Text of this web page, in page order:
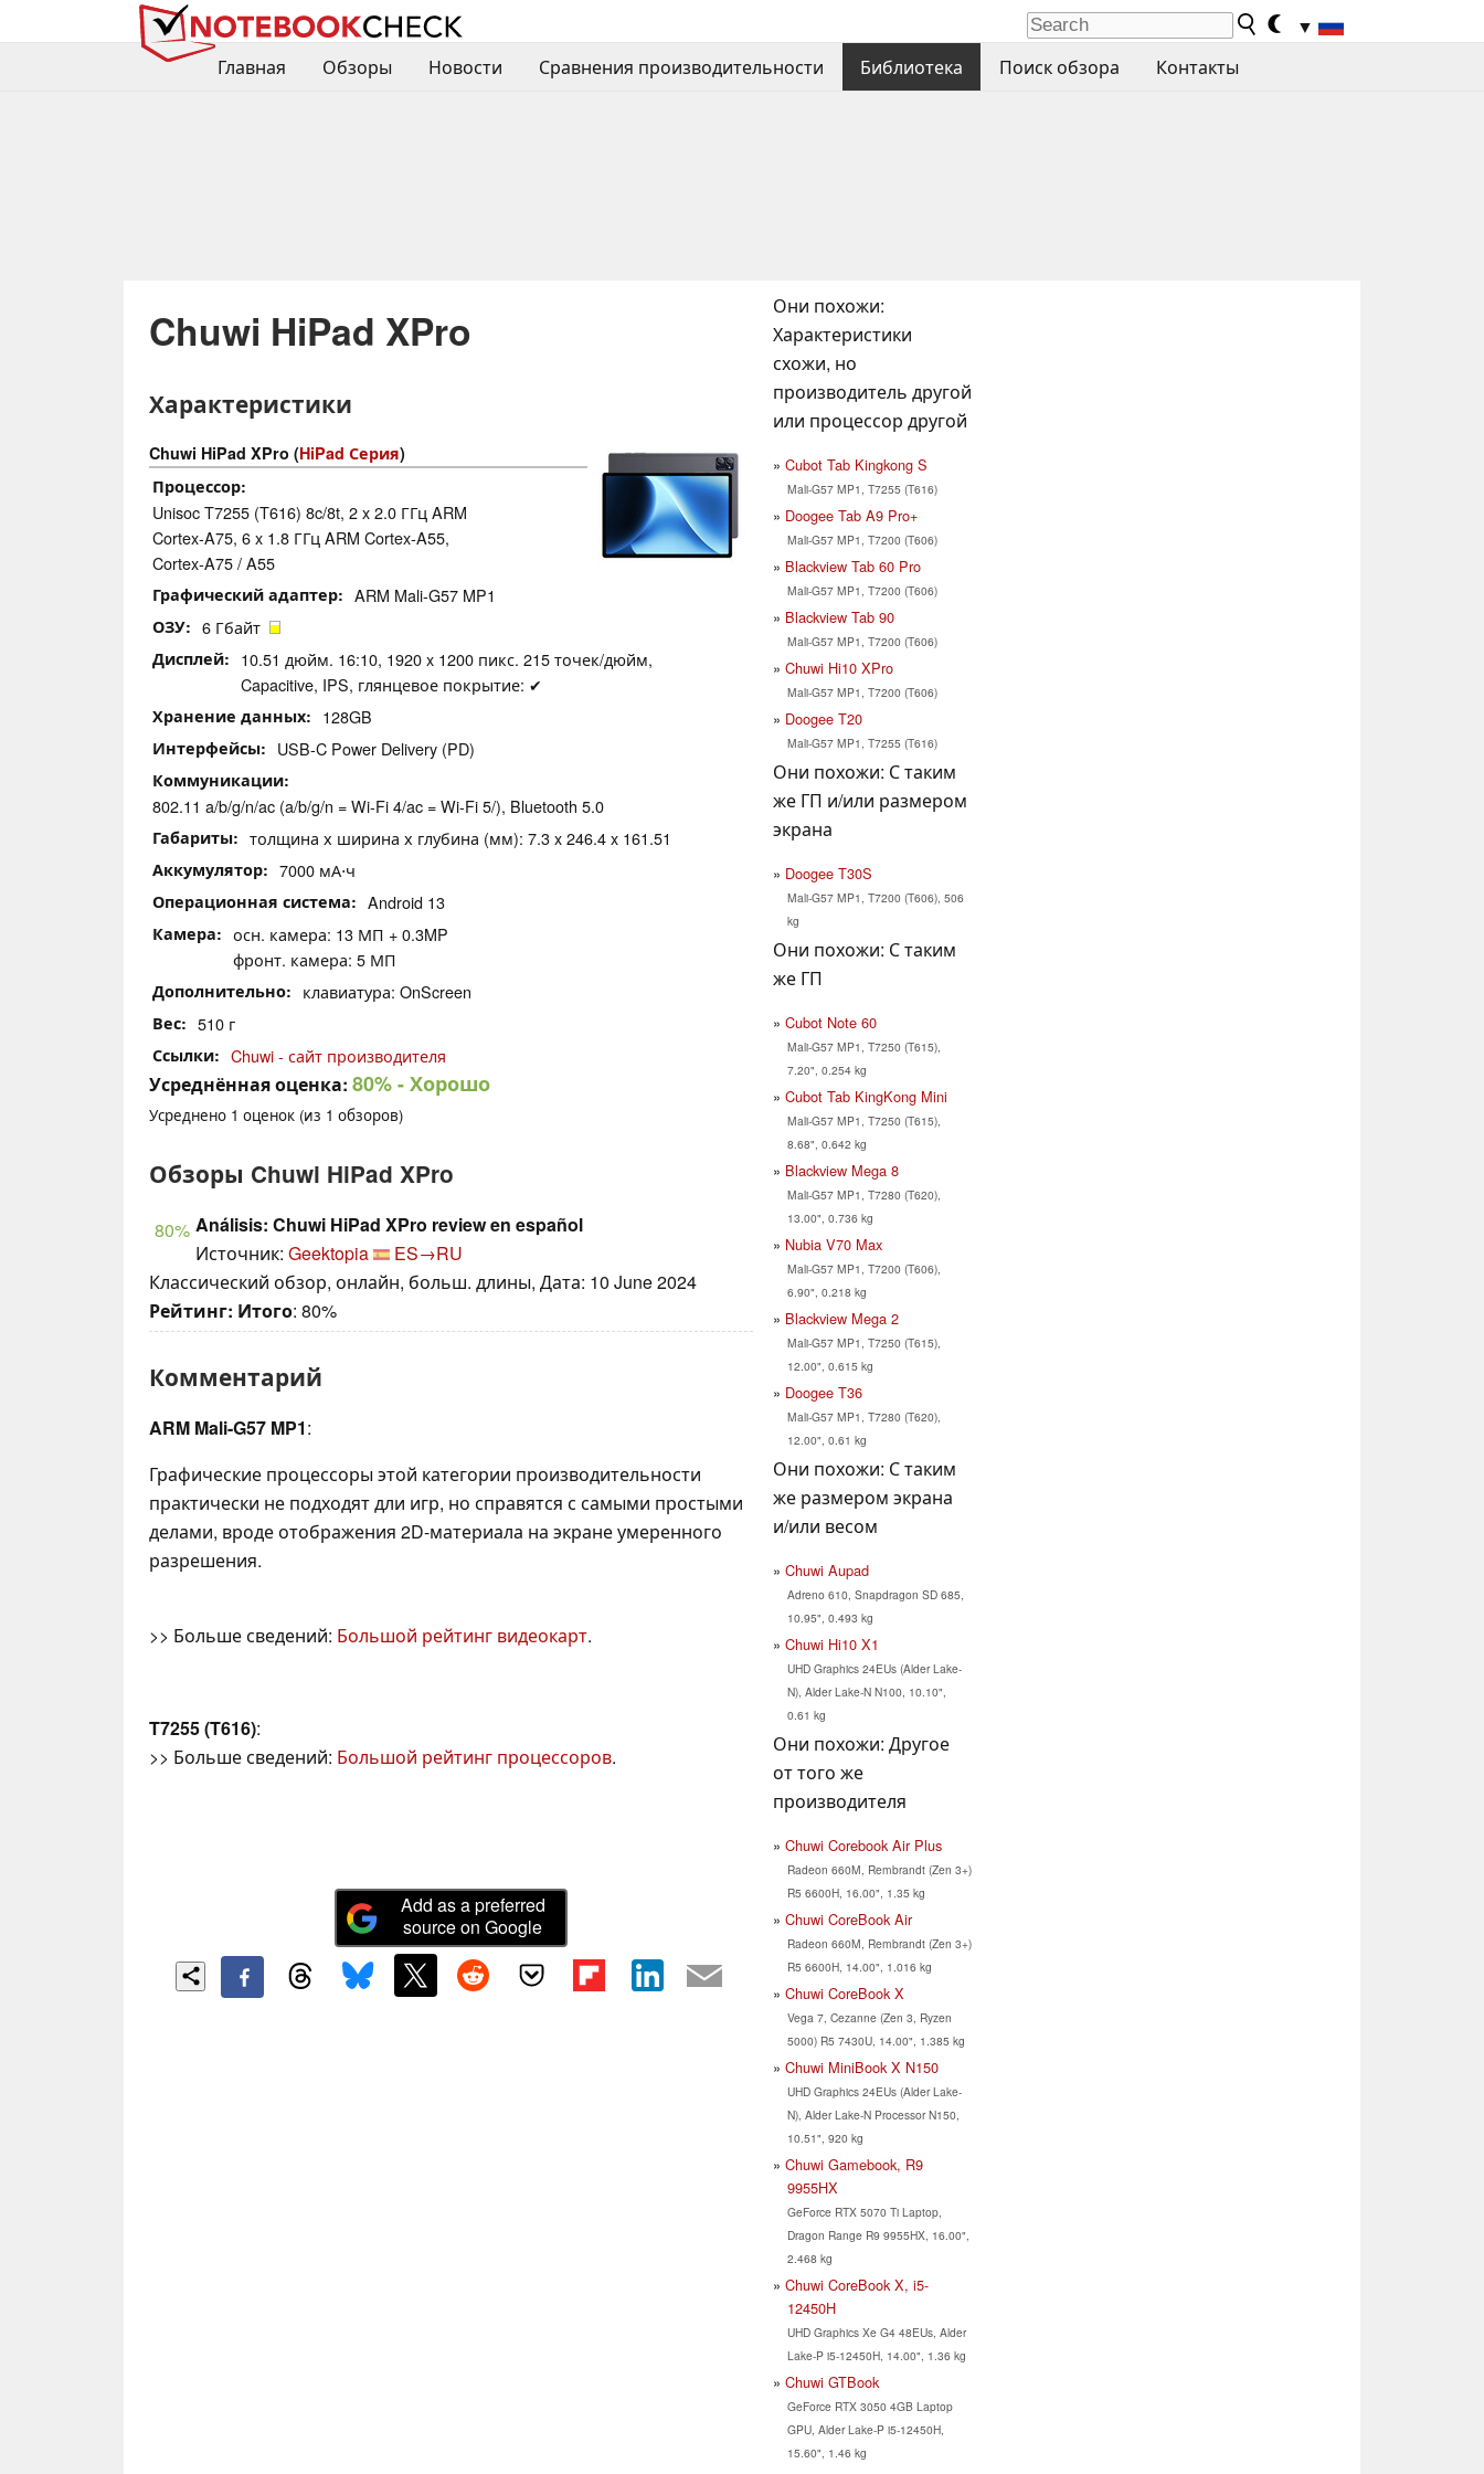
▼
Главная
Обзоры Новости Сравнения производительности Библиотека Поиск обзора Контакты
Chuwi HiPad XPro
Характеристики
Chuwi HiPad XPro (HiPad Серия)
Процессор
Unisoc T7255 (T616) 8c/8t, 2 x 2.0 ГГц ARM
Cortex-A75, 6 x 1.8 ГГц ARM Cortex-A55,
Cortex-A75 / A55
Графический адаптер ARM Mali-G57 MP1
ОЗУ 6 Гбайт
Дисплей
10.51 дюйм. 16:10, 1920 x 1200 пикс. 215 точек/дюйм,
Capacitive, IPS, глянцевое покрытие: ✔
Хранение данных 128GB
Интерфейсы USB-C Power Delivery (PD)
Коммуникации
802.11 a/b/g/n/ac (a/b/g/n = Wi-Fi 4/ac = Wi-Fi 5/), Bluetooth 5.0
Габариты толщина х ширина х глубина (мм): 7.3 x 246.4 x 161.51
Аккумулятор 7000 мА⋅ч
Операционная система Android 13
Камера
осн. камера: 13 МП + 0.3MP
фронт. камера: 5 МП
Дополнительно клавиатура: OnScreen
Вес 510 г
Ссылки Chuwi - сайт производителя
Усреднённая оценка: 80%- Хорошо
Усреднено 1 оценок (из 1 обзоров)
Обзоры Chuwi HiPad XPro
80% Análisis: Chuwi HiPad XPro review en español
Источник: Geektopia
ES→RU
Классический обзор, онлайн, больш. длины, Дата: 10 June 2024
Рейтинг: Итого: 80%
Комментарий
ARM Mali-G57 MP1:
Графические процессоры этой категории производительности
практически не подходят дли игр, но справятся с самыми простыми
делами, вроде отображения 2D-материала на экране умеренного
разрешения.
>> Больше сведений: Большой рейтинг видеокарт.
T7255 (T616):
>> Больше сведений: Большой рейтинг процессоров.
Add as a preferred
source on Google
Они похожи:
Характеристики
схожи, но
производитель другой
или процессор другой
Cubot Tab Kingkong S
Mali-G57 MP1, T7255 (T616)
Doogee Tab A9 Pro+
Mali-G57 MP1, T7200 (T606)
Blackview Tab 60 Pro
Mali-G57 MP1, T7200 (T606)
Blackview Tab 90
Mali-G57 MP1, T7200 (T606)
Chuwi Hi10 XPro
Mali-G57 MP1, T7200 (T606)
Doogee T20
Mali-G57 MP1, T7255 (T616)
Они похожи: С таким
же ГП и/или размером
экрана
Doogee T30S
Mali-G57 MP1, T7200 (T606), 506
kg
Они похожи: С таким
же ГП
Cubot Note 60
Mali-G57 MP1, T7250 (T615),
7.20", 0.254 kg
Cubot Tab KingKong Mini
Mali-G57 MP1, T7250 (T615),
8.68", 0.642 kg
Blackview Mega 8
Mali-G57 MP1, T7280 (T620),
13.00", 0.736 kg
Nubia V70 Max
Mali-G57 MP1, T7200 (T606),
6.90", 0.218 kg
Blackview Mega 2
Mali-G57 MP1, T7250 (T615),
12.00", 0.615 kg
Doogee T36
Mali-G57 MP1, T7280 (T620),
12.00", 0.61 kg
Они похожи: С таким
же размером экрана
и/или весом
Chuwi Aupad
Adreno 610, Snapdragon SD 685,
10.95", 0.493 kg
Chuwi Hi10 X1
UHD Graphics 24EUs (Alder Lake-
N), Alder Lake-N N100, 10.10",
0.61 kg
Они похожи: Другое
от того же
производителя
Chuwi Corebook Air Plus
Radeon 660M, Rembrandt (Zen 3+)
R5 6600H, 16.00", 1.35 kg
Chuwi CoreBook Air
Radeon 660M, Rembrandt (Zen 3+)
R5 6600H, 14.00", 1.016 kg
Chuwi CoreBook X
Vega 7, Cezanne (Zen 3, Ryzen
5000) R5 7430U, 14.00", 1.385 kg
Chuwi MiniBook X N150
UHD Graphics 24EUs (Alder Lake-
N), Alder Lake-N Processor N150,
10.51", 920 kg
Chuwi Gamebook, R9
9955HX
GeForce RTX 5070 Ti Laptop,
Dragon Range R9 9955HX, 16.00",
2.468 kg
Chuwi CoreBook X, i5-
12450H
UHD Graphics Xe G4 48EUs, Alder
Lake-P i5-12450H, 14.00", 1.36 kg
Chuwi GTBook
GeForce RTX 3050 4GB Laptop
GPU, Alder Lake-P i5-12450H,
15.60", 1.46 kg